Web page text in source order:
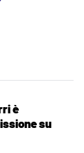
è
su